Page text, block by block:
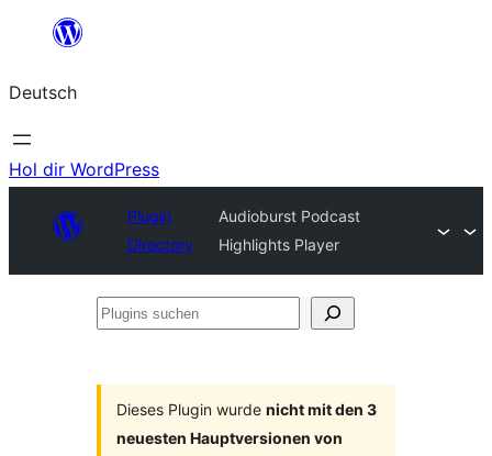
springen
Deutsch
Hol dir WordPress
Plugin
Directory
Audioburst Podcast
Highlights Player
Plugins
Dieses Plugin wurde nicht mit den 3
neuesten Hauptversionen von